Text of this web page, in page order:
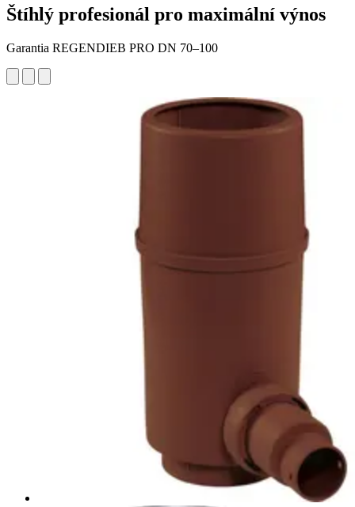
Štíhlý profesionál pro maximální výnos
Garantia REGENDIEB PRO DN 70–100